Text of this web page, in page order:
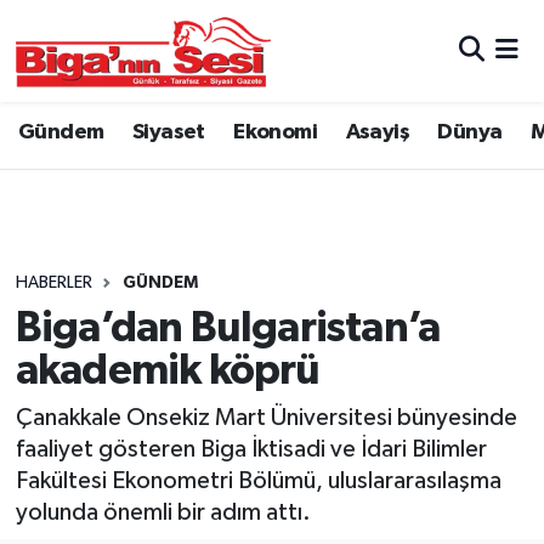
Gündem Siyaset Ekonomi Asayiş Dünya
HABERLER GÜNDEM
Biga’dan Bulgaristan’a
akademik köprü
Çanakkale Onsekiz Mart Üniversitesi bünyesinde
faaliyet gösteren Biga İktisadi ve İdari Bilimler
Fakültesi Ekonometri Bölümü, uluslararasılaşma
yolunda önemli bir adım attı.
Asayiş
Belediye
Dünya
Ekonomi
Genel
Çanakkale Hava Durumu
Tüm Manşetler
Son Dakika Haberleri